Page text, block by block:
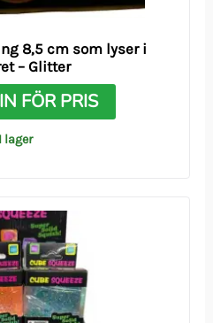
8,5 cm som lyser i
– Glitter
FÖR PRIS
I lager